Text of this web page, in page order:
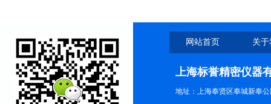
网站首页 关
上海标誉精密仪器
地址：上海奉贤区奉城新奉公